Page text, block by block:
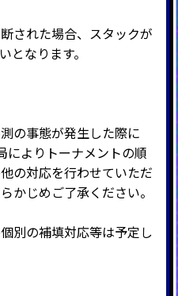
された場合、スタックが
となります。
の事態が発生した際に
によりトーナメントの順
の対応を行わせていただ
かじめご了承ください。
別の補填対応等は予定し